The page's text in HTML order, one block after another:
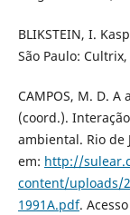
BLIKSTEIN, I.
São Paulo: Cultrix,
CAMPOS, M. D. A
(coord.).
ambiental. Rio de
em: http://
content/uploads/
1991A.pdf.